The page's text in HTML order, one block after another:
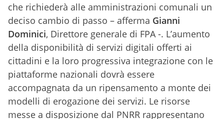
che richiederà alle amministrazioni comunali un
deciso cambio di passo – afferma Gianni
Dominici, Direttore generale di FPA -. L’aumento
della disponibilità di servizi digitali offerti ai
cittadini e la loro progressiva integrazione con le
piattaforme nazionali dovrà essere
accompagnata da un ripensamento a monte dei
modelli di erogazione dei servizi. Le risorse
messe a disposizione dal PNRR rappresentano